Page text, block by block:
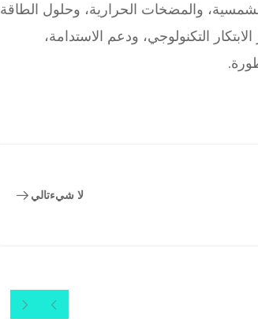
والمضخات الحرارية، وحلول الطاقة
التكنولوجي، ودعم الاستدامة،
لا شيءتالي